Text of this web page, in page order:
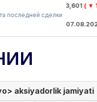
3,601( ▼
сделки
07.08.2026
aksiyadorlik jamiyati